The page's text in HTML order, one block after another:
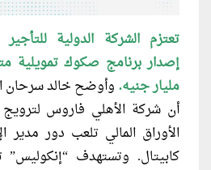
تعتزم الشركة الدولية
مليار جنيه. وأوضح خالد سرحان
أن شركة الأهلي فاروس
الأوراق المالي تلعب دور مدير
كابيتال. وتستهدف “إنكوليس”